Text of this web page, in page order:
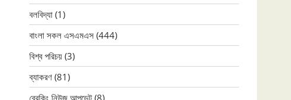
বলবিদ্যা (1)
বাংলা সকল এসএমএস (444)
বিশ্ব পরিচয় (3)
ব্যাকরণ (81)
ব্রেকিং নিউজ আপডেট (8)